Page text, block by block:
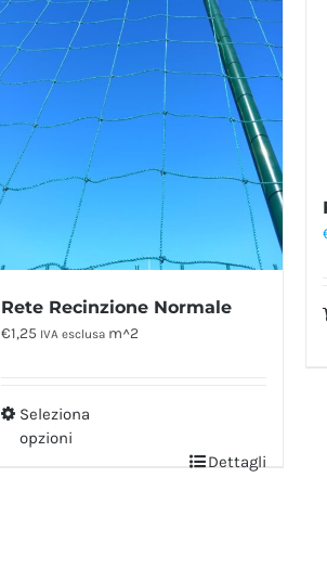
Rete Recinzione Normale
€1,25 IVA esclusam^2
Seleziona
opzioni
Dettagli